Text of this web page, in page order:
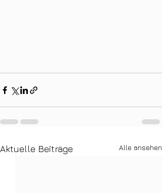
Aktuelle Beiträge Alle ansehen